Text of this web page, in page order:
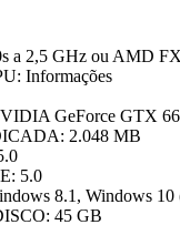
a 2,5 GHz ou AMD
Informações
GeForce GTX
2.048 MB
5.0
8.1, Windows 10
45 GB